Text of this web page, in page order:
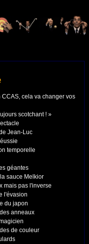
cela va changer vos
scotchant ! »
Jean-Luc
temporelle
géantes
sauce Melkior
mais pas l'inverse
l'évasion
du japon
anneaux
de couleur